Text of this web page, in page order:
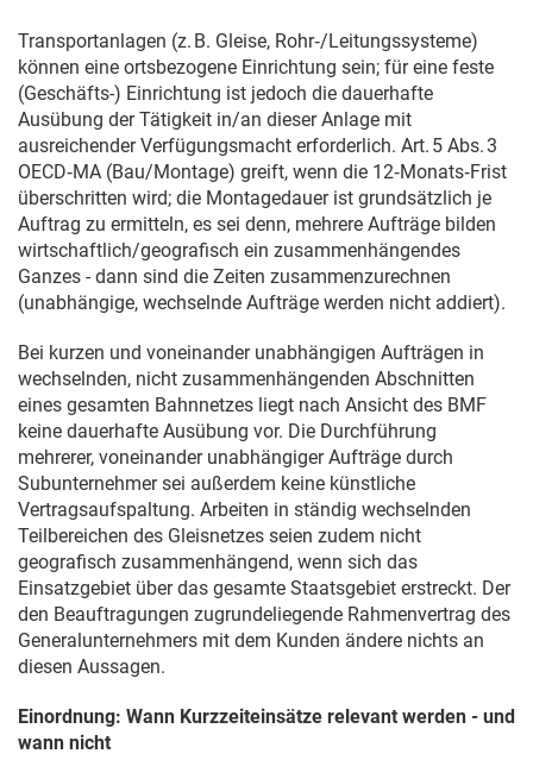
Transportanlagen (z. B. Gleise, Rohr‑/Leitungssysteme)
können eine ortsbezogene Einrichtung sein; für eine feste
(Geschäfts-) Einrichtung ist jedoch die dauerhafte
Ausübung der Tätigkeit in/an dieser Anlage mit
ausreichender Verfügungsmacht erforderlich. Art. 5 Abs. 3
OECD‑MA (Bau/Montage) greift, wenn die 12‑Monats‑Frist
überschritten wird; die Montagedauer ist grundsätzlich je
Auftrag zu ermitteln, es sei denn, mehrere Aufträge bilden
wirtschaftlich/geografisch ein zusammenhängendes
Ganzes - dann sind die Zeiten zusammenzurechnen
(unabhängige, wechselnde Aufträge werden nicht addiert).
Bei kurzen und voneinander unabhängigen Aufträgen in
wechselnden, nicht zusammenhängenden Abschnitten
eines gesamten Bahnnetzes liegt nach Ansicht des BMF
keine dauerhafte Ausübung vor. Die Durchführung
mehrerer, voneinander unabhängiger Aufträge durch
Subunternehmer sei außerdem keine künstliche
Vertragsaufspaltung. Arbeiten in ständig wechselnden
Teilbereichen des Gleisnetzes seien zudem nicht
geografisch zusammenhängend, wenn sich das
Einsatzgebiet über das gesamte Staatsgebiet erstreckt. Der
den Beauftragungen zugrundeliegende Rahmenvertrag des
Generalunternehmers mit dem Kunden ändere nichts an
diesen Aussagen.
Einordnung: Wann Kurzzeiteinsätze relevant werden - und
wann nicht